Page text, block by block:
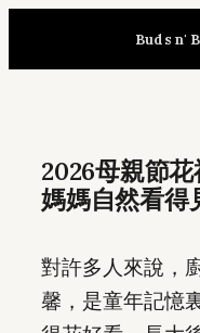
content
Buds n'
2026母親節花
媽媽自然看得
對許多人來說，
馨，是童年記憶